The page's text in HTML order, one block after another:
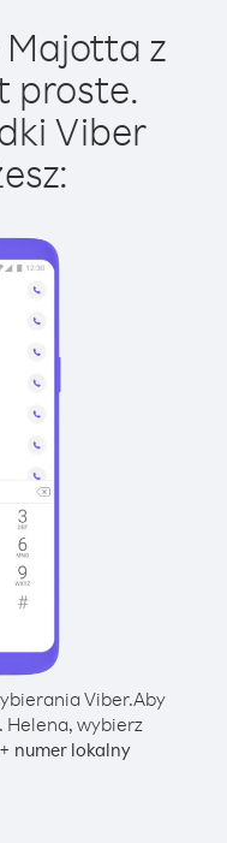
z
proste.
Viber
Viber.Aby
Helena, wybierz
numer lokalny